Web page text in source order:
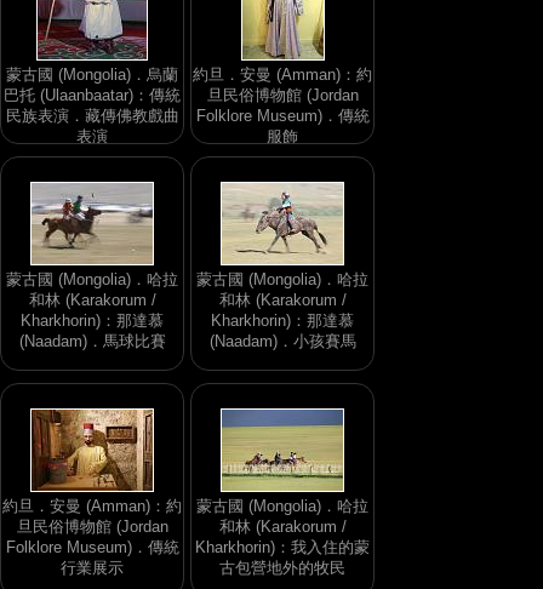
蒙古國 (Mongolia)．烏蘭
巴托 (Ulaanbaatar)：傳統
民族表演．藏傳佛教戲曲
表演
約旦．安曼 (Amman)：約
旦民俗博物館 (Jordan
Folklore Museum)．傳統
服飾
蒙古國 (Mongolia)．哈拉
和林 (Karakorum /
Kharkhorin)：那達慕
(Naadam)．馬球比賽
蒙古國 (Mongolia)．哈拉
和林 (Karakorum /
Kharkhorin)：那達慕
(Naadam)．小孩賽馬
約旦．安曼 (Amman)：約
旦民俗博物館 (Jordan
Folklore Museum)．傳統
行業展示
蒙古國 (Mongolia)．哈拉
和林 (Karakorum /
Kharkhorin)：我入住的蒙
古包營地外的牧民